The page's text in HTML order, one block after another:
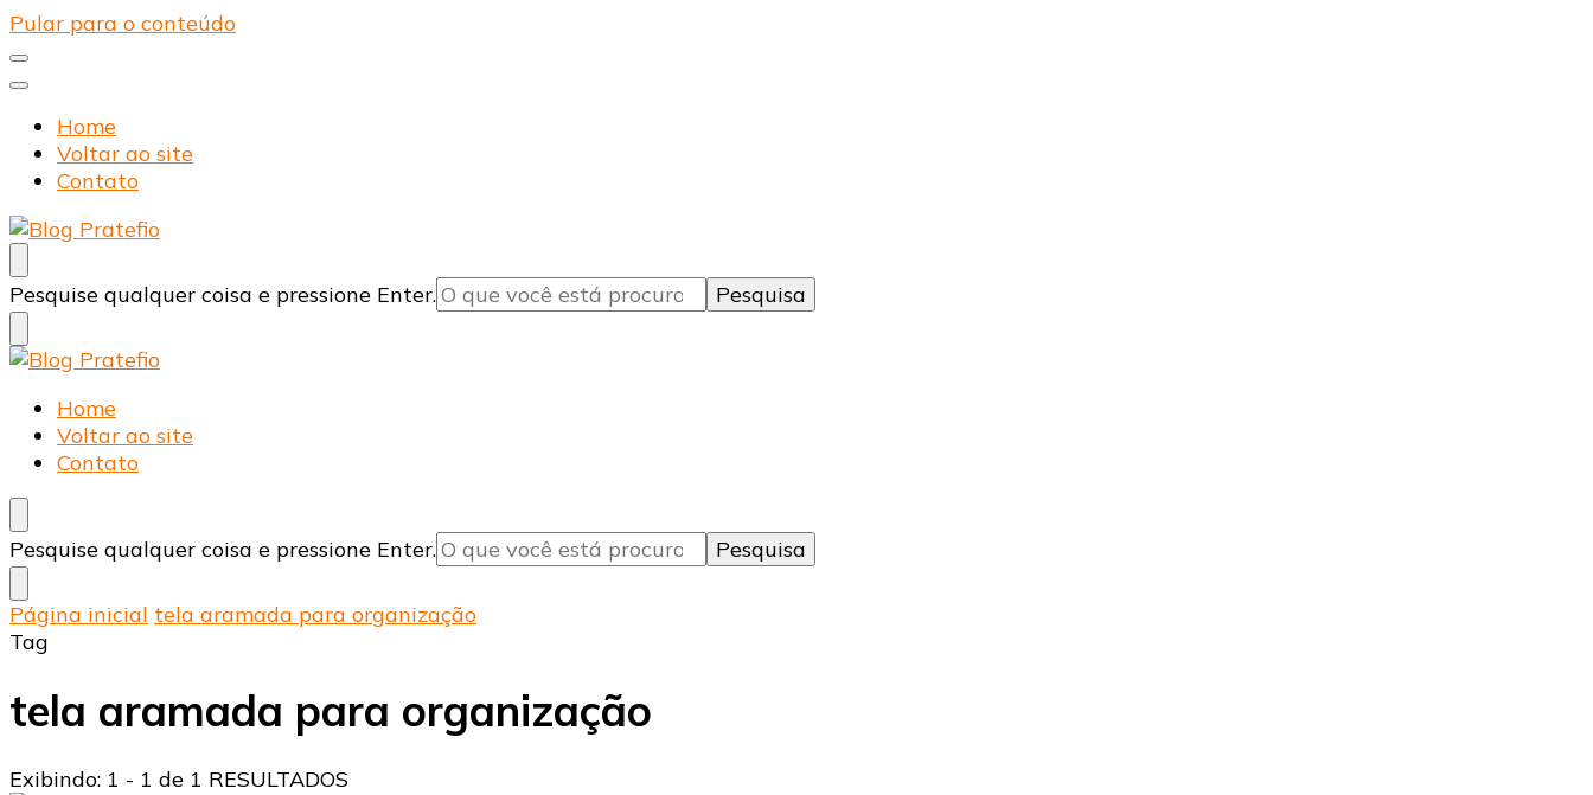
Pular para o conteúdo
Home
Voltar ao site
Contato
Blog Pratefio
Arames e Telas de Qualidade
Procurando
algo?
Pesquise qualquer coisa e pressione Enter.
Blog Pratefio
Arames e Telas de Qualidade
Home
Voltar ao site
Contato
Procurando
algo?
Pesquise qualquer coisa e pressione Enter.
Página inicial tela aramada para organização
Tag
tela aramada para organização
Exibindo: 1 - 1 de 1 RESULTADOS